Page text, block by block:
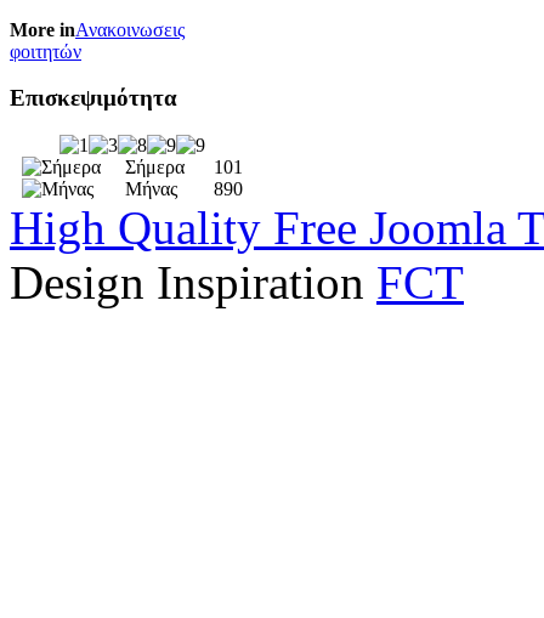
More inΑνακοινωσεις
φοιτητών
Επισκεψιμότητα
Σήμερα
101
Μήνας
890
High Quality Free Joomla
Design Inspiration FCT